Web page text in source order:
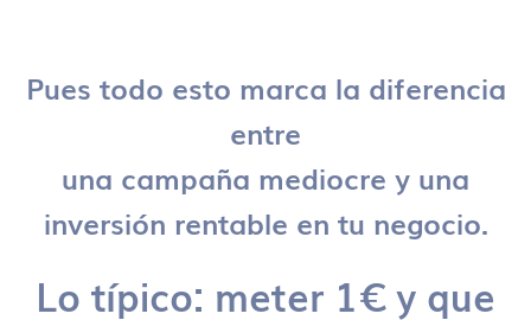
Pues todo esto marca la diferencia
entre
una campaña mediocre y una
inversión rentable en tu negocio.
Lo típico: meter 1€ y que